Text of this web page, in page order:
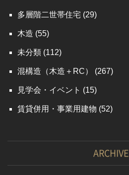
多層階二世帯住宅 (29)
木造 (55)
未分類 (112)
混構造（木造＋RC） (267)
見学会・イベント (15)
賃貸併用・事業用建物 (52)
ARCHIVE